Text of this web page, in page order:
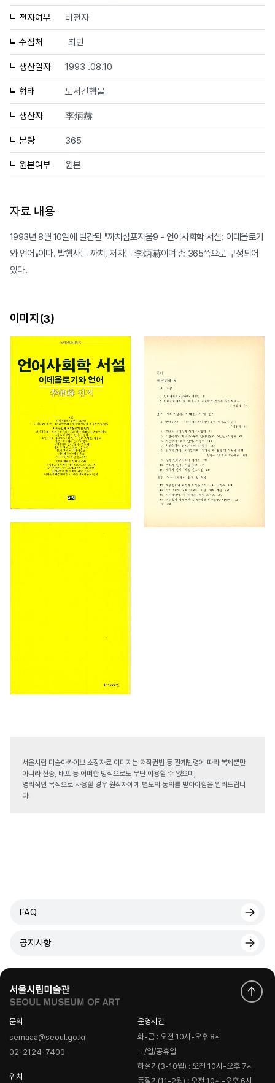
전자여부 비전자
수집처 최민
생산일자 1993 .08.10
형태 도서간행물
생산자 李炳赫
분량 365
원본여부 원본
자료 내용
1993년 8월 10일에 발간된 『까치심포지움9 - 언어사회학 서설: 이데올로기
와 언어』이다. 발행사는 까치, 저자는 李炳赫이며 총 365쪽으로 구성되어
있다.
이미지(3)
서울시립 미술아카이브 소장자료 이미지는 저작권법 등 관계법령에 따라 복제뿐만
아니라 전송, 배포 등 어떠한 방식으로도 무단 이용할 수 없으며,
영리적인 목적으로 사용할 경우 원작자에게 별도의 동의를 받아야함을 알려드립니
다.
FAQ
공지사항
문의
semaaa@seoul.go.kr
02-2124-7400
위치
운영시간
화-금 : 오전 10시-오후 8시
토/일/공휴일
하절기(3-10월) : 오전 10시-오후 7시
동절기(11-2월) : 오전 10시-오후 6시